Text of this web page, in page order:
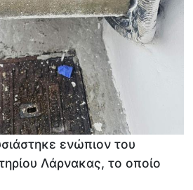
ενώπιον του
Λάρνακας, το οποίο